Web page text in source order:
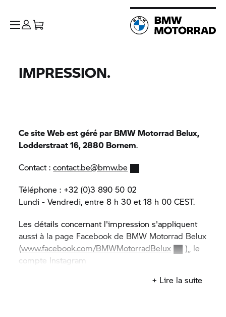
IMPRESSION.
Ce site Web est géré parBMW Motorrad Belux,
Lodderstraat 16, 2880 Bornem.
Contact :contact.be@bmw.be
Téléphone : +32 (0)3 890 50 02
Lundi - Vendredi, entre 8 h 30 et 18 h 00 CEST.
Les détails concernant l'impression s'appliquent
aussi à la page Facebook de BMW Motorrad Belux
(www.facebook.com/BMWMotorradBelux
),, le
compte Instagram
+ Lire la suite